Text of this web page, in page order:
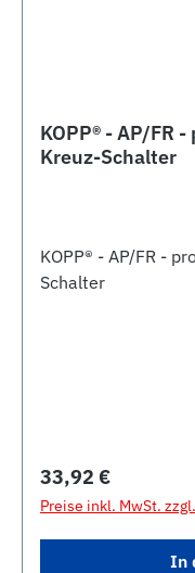
KOPP® - AP/FR
Kreuz-Schalter
KOPP® - AP/FR -
Schalter
Regulärer Preis:
33,92 €
Preise inkl. MwSt.
In